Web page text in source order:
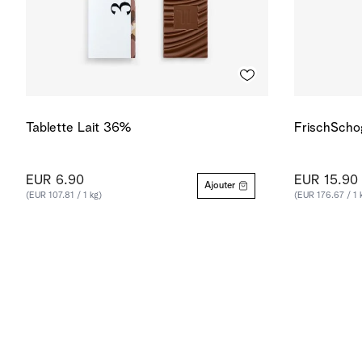
Tablette Lait 36%
EUR 6.90
(EUR 107.81 / 1 kg)
Ajouter EUR 15.90
(EUR 176.67 / 1